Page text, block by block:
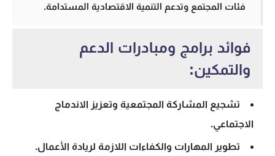
فئات المجتمع وتدعم التنمية الاقتصادية المستدامة.
فوائد برامج ومبادرات الدعم
والتمكين:
تشجيع المشاركة المجتمعية وتعزيز الاندماج
الاجتماعي.
تطوير المهارات والكفاءات اللازمة لريادة الأعمال.